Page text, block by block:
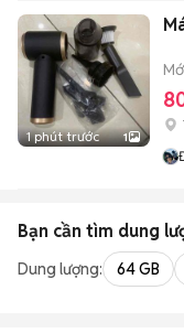
1 phút trước 1
Bạn cần tìm dung
Dung lượng: 64 GB